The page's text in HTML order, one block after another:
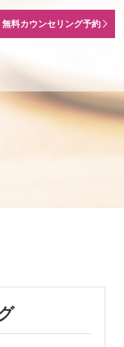
無料カウンセリング予約